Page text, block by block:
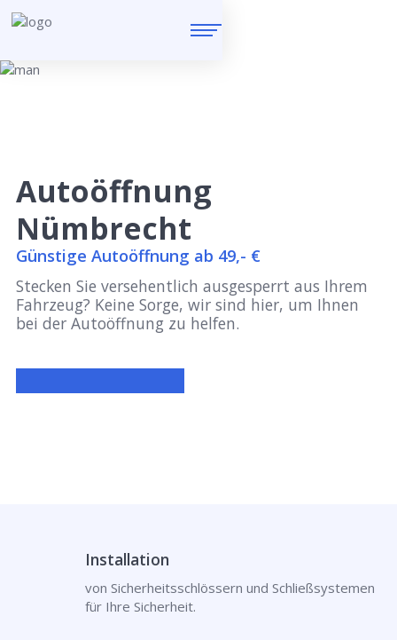
Autoöffnung
Nümbrecht
Günstige Autoöffnung ab 49,- €
Stecken Sie versehentlich ausgesperrt aus Ihrem
Fahrzeug? Keine Sorge, wir sind hier, um Ihnen
bei der Autoöffnung zu helfen.
Installation
von Sicherheitsschlössern und Schließsystemen
für Ihre Sicherheit.